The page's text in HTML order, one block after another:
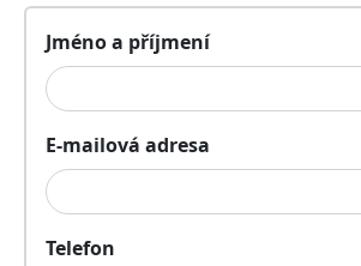
Jméno a příjmení
E-mailová adresa
Telefon